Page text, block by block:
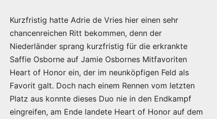
Kurzfristig hatte Adrie de Vries hier einen sehr
chancenreichen Ritt bekommen, denn der
Niederländer sprang kurzfristig für die erkrankte
Saffie Osborne auf Jamie Osbornes Mitfavoriten
Heart of Honor ein, der im neunköpfigen Feld als
Favorit galt. Doch nach einem Rennen vom letzten
Platz aus konnte dieses Duo nie in den Endkampf
eingreifen, am Ende landete Heart of Honor auf dem